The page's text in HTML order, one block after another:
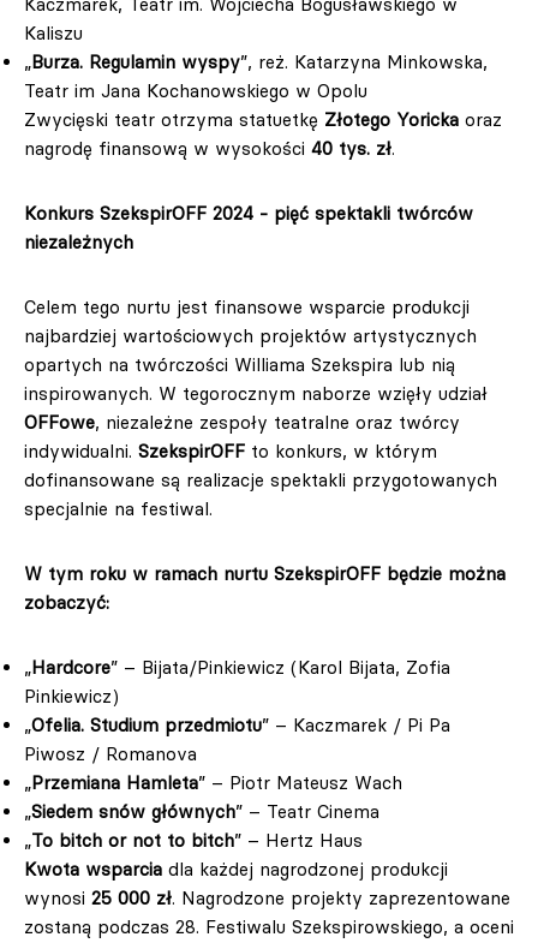
Kaliszu
„Burza. Regulamin wyspy”, reż. Katarzyna Minkowska,
Teatr im Jana Kochanowskiego w Opolu
Zwycięski teatr otrzyma statuetkę Złotego Yoricka oraz
nagrodę finansową w wysokości 40 tys. zł.
Konkurs SzekspirOFF 2024 - pięć spektakli twórców
niezależnych
Celem tego nurtu jest finansowe wsparcie produkcji
najbardziej wartościowych projektów artystycznych
opartych na twórczości Williama Szekspira lub nią
inspirowanych. W tegorocznym naborze wzięły udział
OFFowe, niezależne zespoły teatralne oraz twórcy
indywidualni. SzekspirOFF to konkurs, w którym
dofinansowane są realizacje spektakli przygotowanych
specjalnie na festiwal.
W tym roku w ramach nurtu SzekspirOFF będzie można
zobaczyć:
„Hardcore” – Bijata/Pinkiewicz (Karol Bijata, Zofia
Pinkiewicz)
„Ofelia. Studium przedmiotu” – Kaczmarek / Pi Pa
Piwosz / Romanova
„Przemiana Hamleta” – Piotr Mateusz Wach
„Siedem snów głównych” – Teatr Cinema
„To bitch or not to bitch” – Hertz Haus
Kwota wsparcia dla każdej nagrodzonej produkcji
wynosi 25 000 zł. Nagrodzone projekty zaprezentowane
zostaną podczas 28. Festiwalu Szekspirowskiego, a oceni